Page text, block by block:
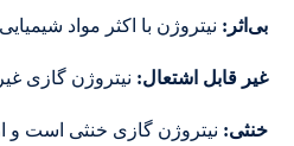
بی‌اثر : نیتروژن با اکثر مواد
غیر قابل اشتعال: نیتروژن گازی
خنثی: نیتروژن گازی خنثی است و